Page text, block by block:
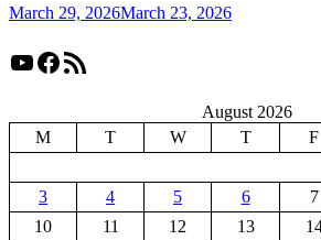
March 29, 2026March 23, 2026
YouTube
Facebook
RSS Feed
August 2026
M
T W T F
3
4 5 6 7
10
11 12 13